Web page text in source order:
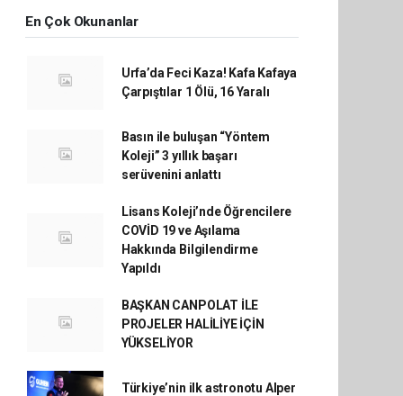
En Çok Okunanlar
Urfa’da Feci Kaza! Kafa Kafaya
Çarpıştılar 1 Ölü, 16 Yaralı
Basın ile buluşan “Yöntem
Koleji” 3 yıllık başarı
serüvenini anlattı
Lisans Koleji’nde Öğrencilere
COVİD 19 ve Aşılama
Hakkında Bilgilendirme
Yapıldı
BAŞKAN CANPOLAT İLE
PROJELER HALİLİYE İÇİN
YÜKSELİYOR
Türkiye’nin ilk astronotu Alper